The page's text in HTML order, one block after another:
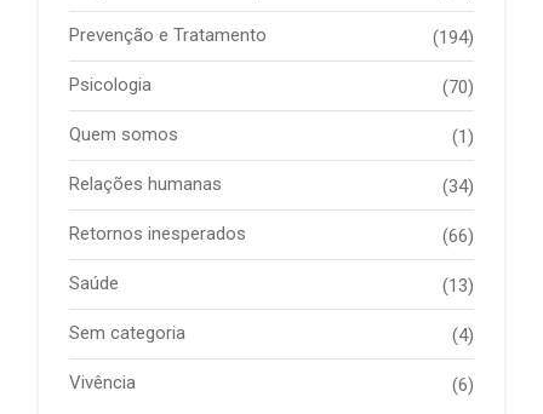
Prevenção e Tratamento (194)
Psicologia (70)
Quem somos (1)
Relações humanas (34)
Retornos inesperados (66)
Saúde (13)
Sem categoria (4)
Vivência (6)